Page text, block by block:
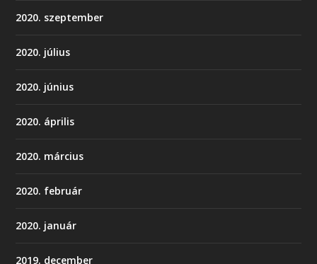
2020. szeptember
2020. július
2020. június
2020. április
2020. március
2020. február
2020. január
2019. december